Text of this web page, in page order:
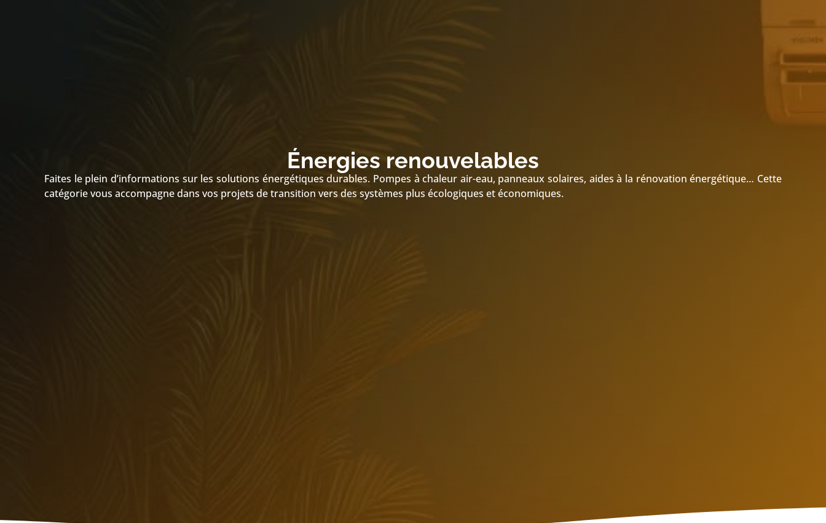
Énergies renouvelables
Faites le plein d’informations sur les solutions énergétiques durables. Pompes à chaleur air-eau, panneaux solaires, aides à la rénovation énergétique… Cette
catégorie vous accompagne dans vos projets de transition vers des systèmes plus écologiques et économiques.